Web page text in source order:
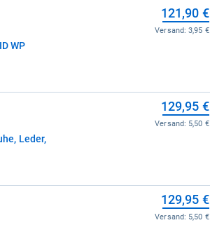
WP
121,90 €
Versand:3,95 €
Leder,
129,95 €
Versand: 5,50 €
129,95 €
Versand: 5,50 €